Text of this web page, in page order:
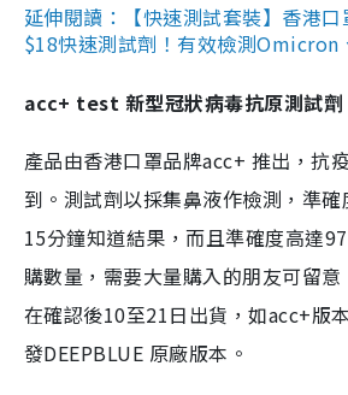
延伸閱讀：【快速測試套裝】香港
$18快速測試劑！有效檢測Omicron
acc+ test 新型冠狀病毒抗原測試劑
產品由香港口罩品牌acc+ 推出，抗
到。測試劑以採集鼻液作檢測，準
15分鐘知道結果，而且準確度高達
購數量，需要大量購入的朋友可留
在確認後10至21日出貨，如acc+版
發DEEPBLUE 原廠版本。